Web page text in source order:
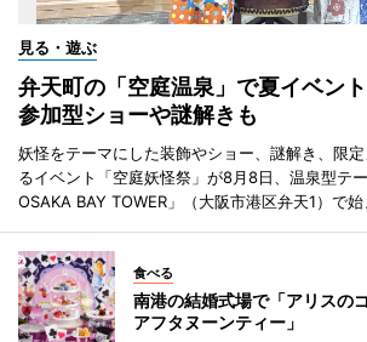
見る・遊ぶ
弁天町の「空庭温泉」で夏イベン
参加型ショーや謎解きも
妖怪をテーマにした装飾やショー、謎解き、限
るイベント「空庭妖怪祭」が8月8日、温泉型テ
OSAKA BAY TOWER」（大阪市港区弁天1）で始
食べる
南港の結婚式場で「アリスの
アフタヌーンティー」